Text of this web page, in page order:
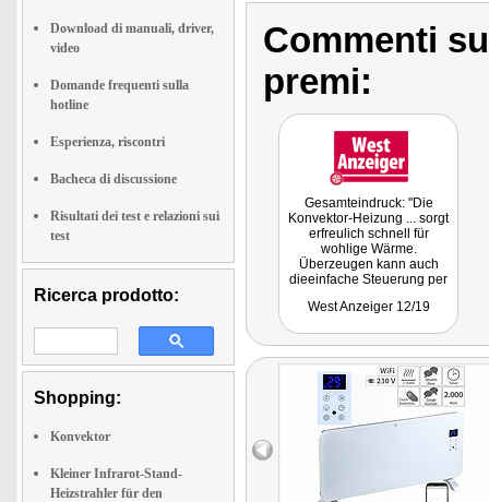
Download di manuali, driver,
video
Domande frequenti sulla
hotline
Esperienza, riscontri
Bacheca di discussione
Risultati dei test e relazioni sui
test
Ricerca prodotto:
Shopping:
Konvektor
Kleiner Infrarot-Stand-
Heizstrahler für den
Commenti
premi:
Gesamteindruck: "Die
Konvektor-Heizung ... sorgt
erfreulich schnell für
wohlige Wärme.
Überzeugen kann auch
dieeinfache Steuerung per
West Anzeiger 12/19